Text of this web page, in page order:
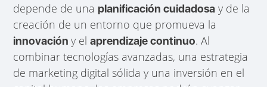
depende de unaplanificación cuidadosa y de la
creación de un entorno que promueva la
innovacióny elaprendizaje continuo. Al
combinar tecnologías avanzadas, una estrategia
de marketing digital sólida y una inversión en el